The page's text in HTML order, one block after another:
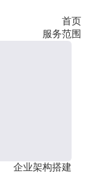
首页
服务范围
企业架构搭建